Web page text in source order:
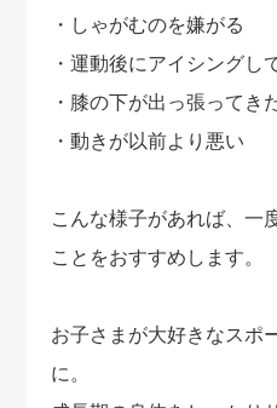
・しゃがむのを嫌がる
・運動後にアイシングし
・膝の下が出っ張ってき
・動きが以前より悪い
こんな様子があれば、一
ことをおすすめします。
お子さまが大好きなスポ
に。